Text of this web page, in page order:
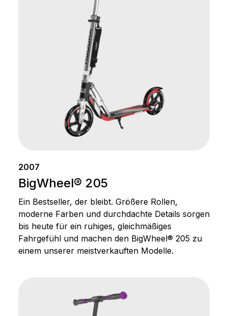
2007
BigWheel® 205
Ein Bestseller, der bleibt. Größere Rollen,
moderne Farben und durchdachte Details sorgen
bis heute für ein ruhiges, gleichmäßiges
Fahrgefühl und machen den BigWheel® 205 zu
einem unserer meistverkauften Modelle.